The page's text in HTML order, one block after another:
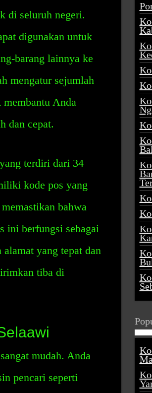
di seluruh negeri.
digunakan untuk
barang lainnya ke
mengatur sejumlah
membantu Anda
dan cepat.
terdiri dari 34
kode pos yang
bahwa
ini berfungsi sebagai
yang tepat dan
tiba di
mudah. Anda
pencari seperti